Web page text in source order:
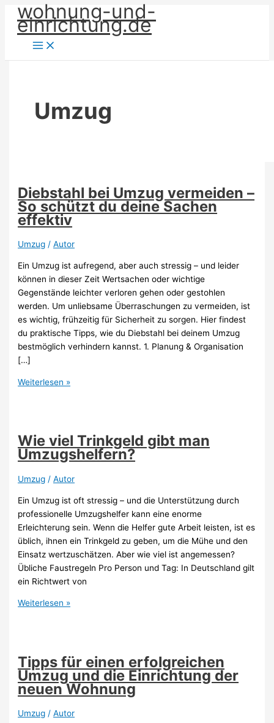
Zum
Inhalt
springen
wohnung-und-
einrichtung.de
Umzug
Diebstahl bei Umzug vermeiden –
So schützt du deine Sachen
effektiv
Umzug /Autor
Ein Umzug ist aufregend, aber auch stressig – und leider
können in dieser Zeit Wertsachen oder wichtige
Gegenstände leichter verloren gehen oder gestohlen
werden. Um unliebsame Überraschungen zu vermeiden, ist
es wichtig, frühzeitig für Sicherheit zu sorgen. Hier findest
du praktische Tipps, wie du Diebstahl bei deinem Umzug
bestmöglich verhindern kannst. 1. Planung & Organisation
[…]
Diebstahl
–
So
schützt
du
Sachen
effektiv
Weiterlesen »
Wie viel Trinkgeld gibt man
Umzugshelfern?
Umzug /Autor
Ein Umzug ist oft stressig – und die Unterstützung durch
professionelle Umzugshelfer kann eine enorme
Erleichterung sein. Wenn die Helfer gute Arbeit leisten, ist es
üblich, ihnen ein Trinkgeld zu geben, um die Mühe und den
Einsatz wertzuschätzen. Aber wie viel ist angemessen?
Übliche Faustregeln Pro Person und Tag: In Deutschland gilt
ein Richtwert von
Wie
man
Umzugshelfern?
Weiterlesen »
Tipps für einen erfolgreichen
Umzug und die Einrichtung der
neuen Wohnung
Umzug /Autor